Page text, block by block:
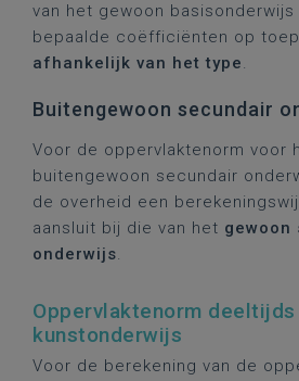
van het gewoon basisonderwijs
bepaalde coëfficiënten op
afhankelijk van het type.
Buitengewoon secundair
Voor de oppervlaktenorm voor
buitengewoon secundair
de overheid een
aansluit bij die van het gewoon
onderwijs.
Oppervlaktenorm deeltijds
kunstonderwijs
Voor de berekening van de